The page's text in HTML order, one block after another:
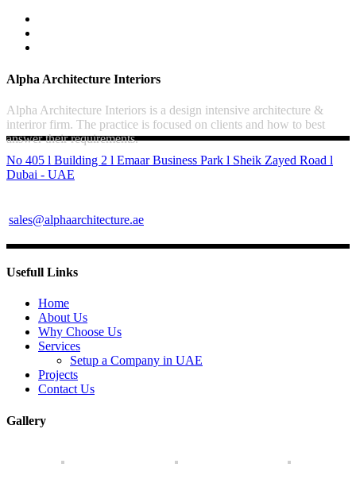
Alpha Architecture Interiors
Alpha Architecture Interiors is a design intensive architecture &
interiror firm. The practice is focused on clients and how to best
answer their requirements.
No 405 l Building 2 l Emaar Business Park l Sheik Zayed Road l
Dubai - UAE
sales@alphaarchitecture.ae
Usefull Links
Home
About Us
Why Choose Us
Services
Setup a Company in UAE
Projects
Contact Us
Gallery